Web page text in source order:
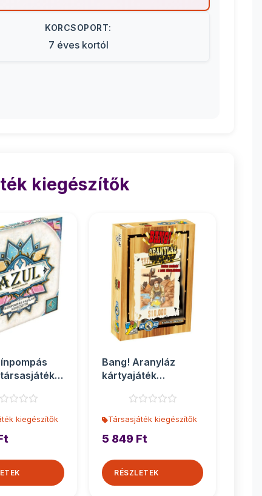
KORCSOPORT:
7 éves kortól
kiegészítők
kiegészítők
Bang! Aranyláz
kártyajáték
Társasjáték kiegészítők
5 849 Ft
RÉSZLETEK